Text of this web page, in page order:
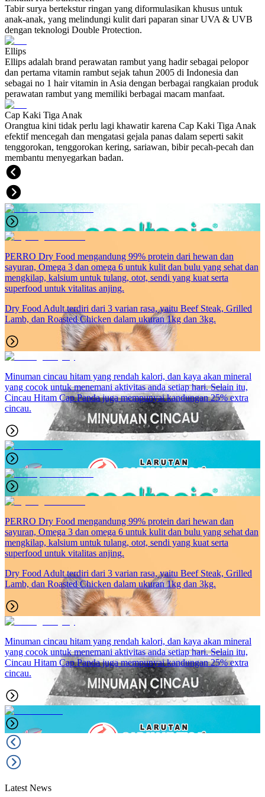
Tabir surya bertekstur ringan yang diformulasikan khusus untuk
anak-anak, yang melindungi kulit dari paparan sinar UVA & UVB
dengan teknologi Double Protection.
Ellips
Ellips adalah brand perawatan rambut yang hadir sebagai pelopor
dan pertama vitamin rambut sejak tahun 2005 di Indonesia dan
sebagai no 1 hair vitamin in Asia dengan berbagai rangkaian produk
perawatan rambut yang memiliki berbagai macam manfaat.
Cap Kaki Tiga Anak
Orangtua kini tidak perlu lagi khawatir karena Cap Kaki Tiga Anak
efektif mencegah dan mengatasi gejala panas dalam seperti sakit
tenggorokan, tenggorokan kering, sariawan, bibir pecah-pecah dan
membantu menyegarkan badan.
PERRO Dry Food mengandung 99% protein dari hewan dan
sayuran, Omega 3 dan omega 6 untuk kulit dan bulu yang sehat dan
mengkilap, kalsium untuk tulang, otot, sendi yang kuat serta
superfood untuk vitalitas anjing.
Dry Food Adult terdiri dari 3 varian rasa, yaitu Beef Steak, Grilled
Lamb, dan Roasted Chicken dalam ukuran 1kg dan 3kg.
Minuman cincau hitam yang rendah kalori, dan kaya akan mineral
yang cocok untuk menemani aktivitas anda setiap hari. Selain itu,
Cincau Hitam Cap Panda juga mempunyai kandungan 25% extra
cincau.
PERRO Dry Food mengandung 99% protein dari hewan dan
sayuran, Omega 3 dan omega 6 untuk kulit dan bulu yang sehat dan
mengkilap, kalsium untuk tulang, otot, sendi yang kuat serta
superfood untuk vitalitas anjing.
Dry Food Adult terdiri dari 3 varian rasa, yaitu Beef Steak, Grilled
Lamb, dan Roasted Chicken dalam ukuran 1kg dan 3kg.
Minuman cincau hitam yang rendah kalori, dan kaya akan mineral
yang cocok untuk menemani aktivitas anda setiap hari. Selain itu,
Cincau Hitam Cap Panda juga mempunyai kandungan 25% extra
cincau.
Latest News